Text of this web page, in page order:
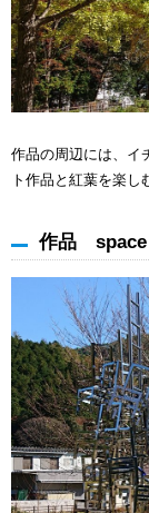
作品の周辺には、イ
ト作品と紅葉を楽し
作品